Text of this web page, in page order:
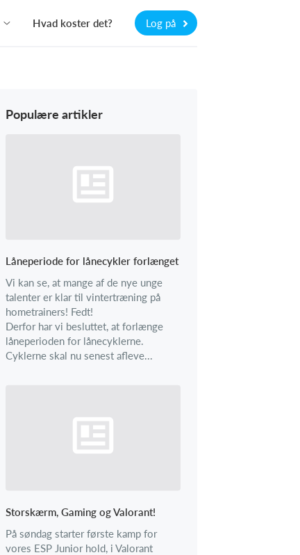
Hvad koster det? Log på
Populære artikler
Låneperiode for lånecykler forlænget
Vi kan se, at mange af de nye unge
talenter er klar til vintertræning på
hometrainers! Fedt!
Derfor har vi besluttet, at forlænge
låneperioden for lånecyklerne.
Cyklerne skal nu senest afleve...
Storskærm, Gaming og Valorant!
På søndag starter første kamp for
vores ESP Junior hold, i Valorant